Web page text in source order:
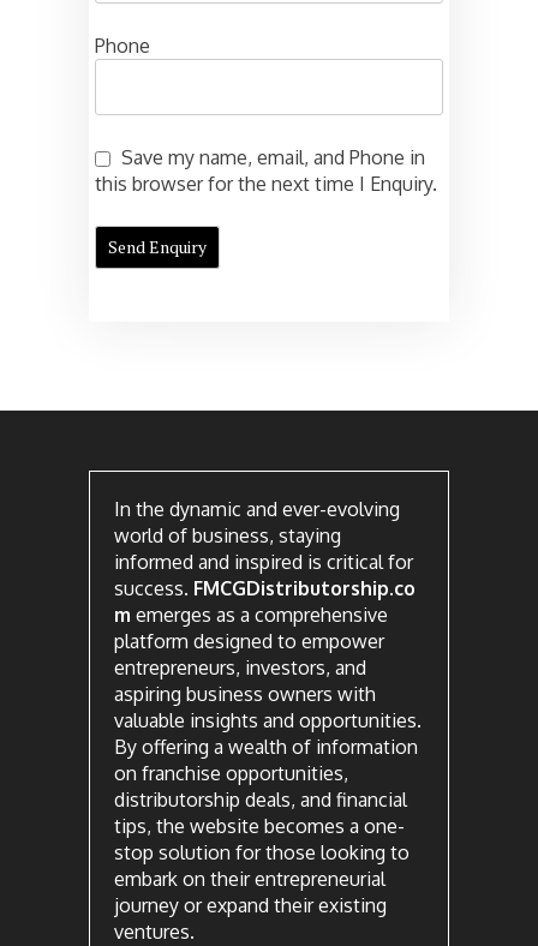
Phone
Save my name, email, and Phone in
this browser for the next time I Enquiry.
In the dynamic and ever-evolving
world of business, staying
informed and inspired is critical for
success. FMCGDistributorship.co
m emerges as a comprehensive
platform designed to empower
entrepreneurs, investors, and
aspiring business owners with
valuable insights and opportunities.
By offering a wealth of information
on franchise opportunities,
distributorship deals, and financial
tips, the website becomes a one-
stop solution for those looking to
embark on their entrepreneurial
journey or expand their existing
ventures.